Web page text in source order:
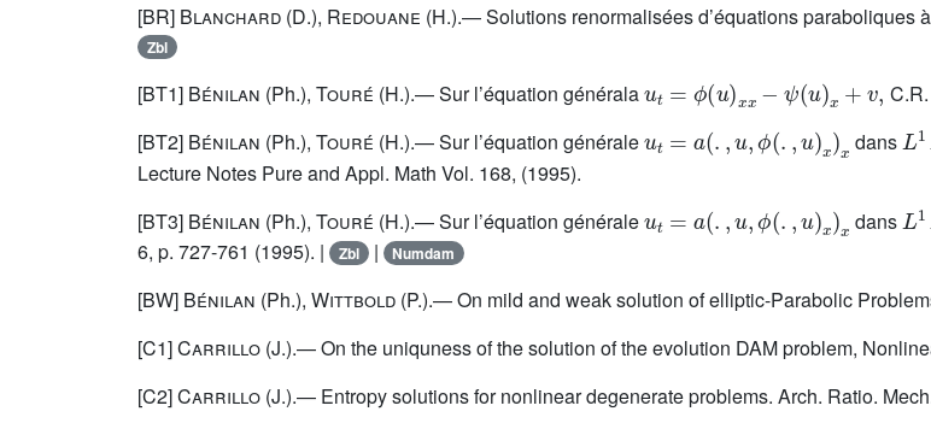
[BR] Blanchard (D.), Redouane (H.).— Solutions renormalisées d’équations paraboliques
Zbl
[BT1] Bénilan (Ph.), Touré (H.).— Sur l’équation générala
x v
[BT2] Bénilan (Ph.), Touré (H.).— Sur l’équation générale dans
1
Lecture Notes Pure and Appl. Math Vol. 168, (1995).
[BT3] Bénilan (Ph.), Touré (H.).— Sur l’équation générale dans
1
6, p. 727-761 (1995). |
Zbl | Numdam
[BW] Bénilan (Ph.), Wittbold (P.).— On mild and weak solution of elliptic-Parabolic
[C1]Carrillo (J.).— On the uniquness of the solution of the evolution DAM problem,
[C2]Carrillo (J.).— Entropy solutions for nonlinear degenerate problems. Arch. Ratio.